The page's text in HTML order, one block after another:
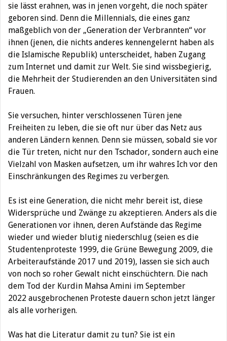
sie lässt erahnen, was in jenen vorgeht, die noch später
geboren sind. Denn die Millennials, die eines ganz
maßgeblich von der „Generation der Verbrannten“ vor
ihnen (jenen, die nichts anderes kennengelernt haben als
die Islamische Republik) unterscheidet, haben Zugang
zum Internet und damit zur Welt. Sie sind wissbegierig,
die Mehrheit der Studierenden an den Universitäten sind
Frauen.
Sie versuchen, hinter verschlossenen Türen jene
Freiheiten zu leben, die sie oft nur über das Netz aus
anderen Ländern kennen. Denn sie müssen, sobald sie vor
die Tür treten, nicht nur den Tschador, sondern auch eine
Vielzahl von Masken aufsetzen, um ihr wahres Ich vor den
Einschränkungen des Regimes zu verbergen.
Es ist eine Generation, die nicht mehr bereit ist, diese
Widersprüche und Zwänge zu akzeptieren. Anders als die
Generationen vor ihnen, deren Aufstände das Regime
wieder und wieder blutig niederschlug (seien es die
Studentenproteste 1999, die Grüne Bewegung 2009, die
Arbeiteraufstände 2017 und 2019), lassen sie sich auch
von noch so roher Gewalt nicht einschüchtern. Die nach
dem Tod der Kurdin Mahsa Amini im September
2022 ausgebrochenen Proteste dauern schon jetzt länger
als alle vorherigen.
Was hat die Literatur damit zu tun? Sie ist ein